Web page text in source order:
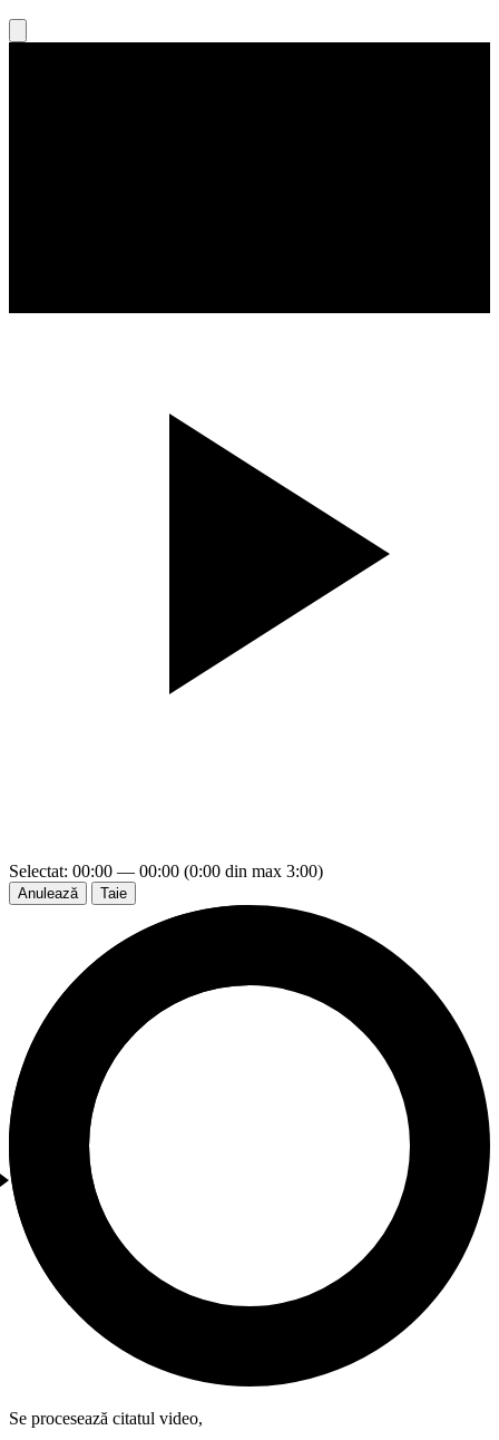
Selectat: 00:00 — 00:00 (0:00 din max 3:00)
Anulează Taie
Se procesează citatul video,